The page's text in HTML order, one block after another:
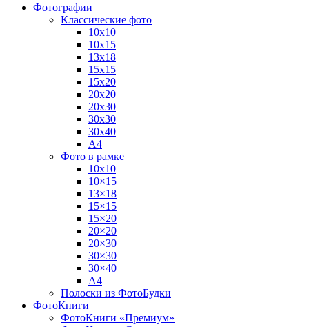
Фотографии
Классические фото
10х10
10х15
13х18
15х15
15х20
20х20
20х30
30х30
30х40
А4
Фото в рамке
10х10
10×15
13×18
15×15
15×20
20×20
20×30
30×30
30×40
A4
Полоски из ФотоБудки
ФотоКниги
ФотоКниги «Премиум»